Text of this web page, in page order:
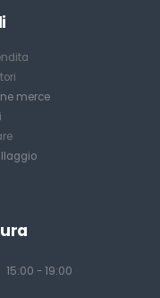
merce
- 19:00